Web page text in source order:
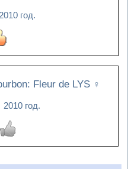
2010 год.
Fleur de LYS ♀
2010 год.